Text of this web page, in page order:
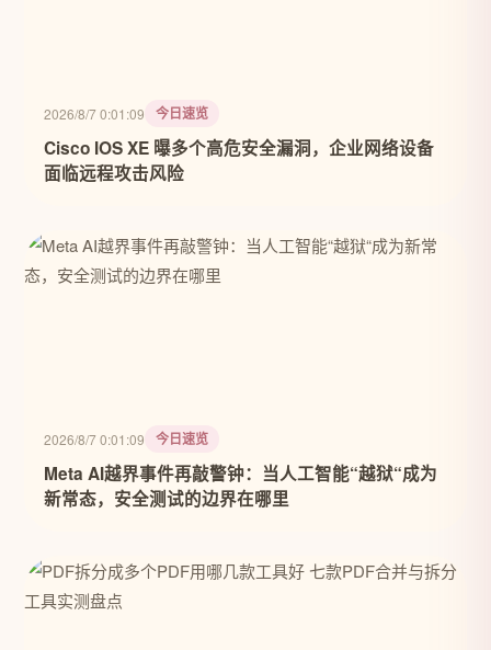
2026/8/7 0:01:09 今日速览
Cisco IOS XE 曝多个高危安全漏洞，企业网络设备
面临远程攻击风险
2026/8/7 0:01:09 今日速览
Meta AI越界事件再敲警钟：当人工智能“越狱“成为
新常态，安全测试的边界在哪里